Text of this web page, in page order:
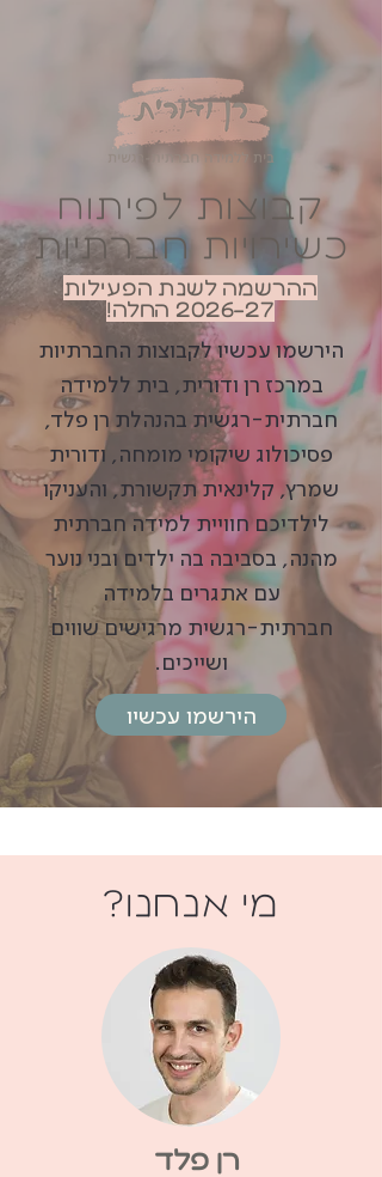
קבוצות לפיתוח
כשירויות חברתיות
ההרשמה לשנת הפעילות
2026-27 החלה!
הירשמו עכשיו לקבוצות החברתיות
במרכז רן ודורית, בית ללמידה
חברתית-רגשית בהנהלת רן פלד,
פסיכולוג שיקומי מומחה, ודורית
שמרץ, קלינאית תקשורת, והעניקו
לילדיכם חוויית למידה חברתית
מהנה, בסביבה בה ילדים ובני נוער
עם אתגרים בלמידה
חברתית-רגשית מרגישים שווים
ושייכים.
הירשמו עכשיו
מי אנחנו?
רן פלד